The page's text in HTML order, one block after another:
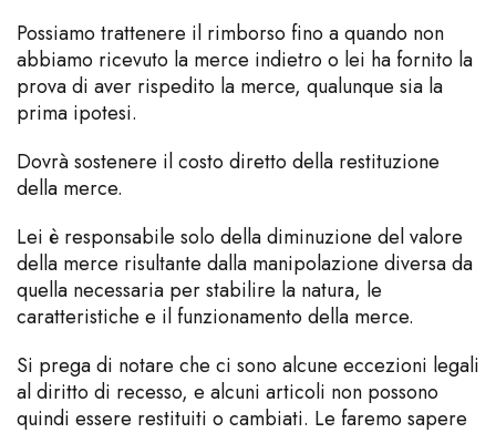
Possiamo trattenere il rimborso fino a quando non
abbiamo ricevuto la merce indietro o lei ha fornito la
prova di aver rispedito la merce, qualunque sia la
prima ipotesi.
Dovrà sostenere il costo diretto della restituzione
della merce.
Lei è responsabile solo della diminuzione del valore
della merce risultante dalla manipolazione diversa da
quella necessaria per stabilire la natura, le
caratteristiche e il funzionamento della merce.
Si prega di notare che ci sono alcune eccezioni legali
al diritto di recesso, e alcuni articoli non possono
quindi essere restituiti o cambiati. Le faremo sapere